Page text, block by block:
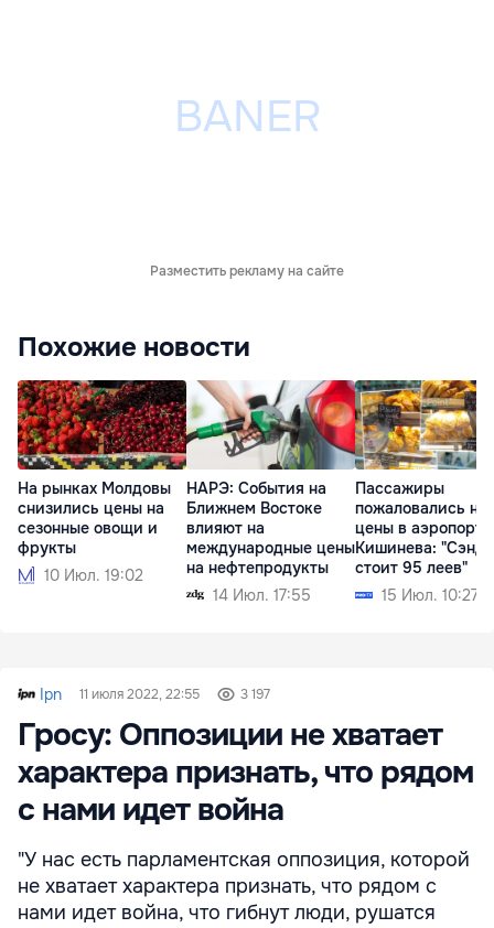
Разместить рекламу на сайте
Похожие новости
На рынках Молдовы
снизились цены на
сезонные овощи и
фрукты
10 Июл. 19:02
НАРЭ: События на
Ближнем Востоке
влияют на
международные цены
на нефтепродукты
14 Июл. 17:55
Пассажиры
пожаловались на
цены в аэропорту
Кишинева:
стоит 95 леев"
15 Июл. 10:27
Ipn 11 июля 2022, 22:55 3 197
Гросу: Оппозиции не хватает
характера признать, что рядом
с нами идет война
"У нас есть парламентская оппозиция, которой
не хватает характера признать, что рядом с
нами идет война, что гибнут люди, рушатся